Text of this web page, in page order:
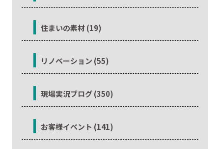
住まいの素材 (19)
リノベーション (55)
現場実況ブログ (350)
お客様イベント (141)